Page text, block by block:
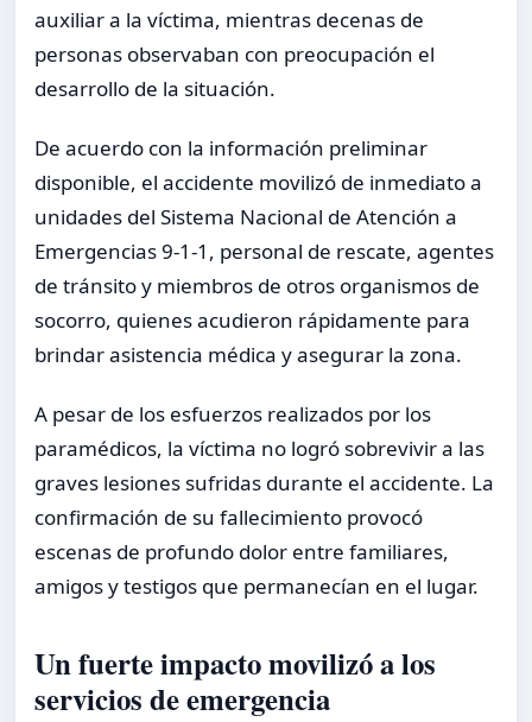
auxiliar a la víctima, mientras decenas de
personas observaban con preocupación el
desarrollo de la situación.
De acuerdo con la información preliminar
disponible, el accidente movilizó de inmediato a
unidades del Sistema Nacional de Atención a
Emergencias 9-1-1, personal de rescate, agentes
de tránsito y miembros de otros organismos de
socorro, quienes acudieron rápidamente para
brindar asistencia médica y asegurar la zona.
A pesar de los esfuerzos realizados por los
paramédicos, la víctima no logró sobrevivir a las
graves lesiones sufridas durante el accidente. La
confirmación de su fallecimiento provocó
escenas de profundo dolor entre familiares,
amigos y testigos que permanecían en el lugar.
Un fuerte impacto movilizó a los
servicios de emergencia